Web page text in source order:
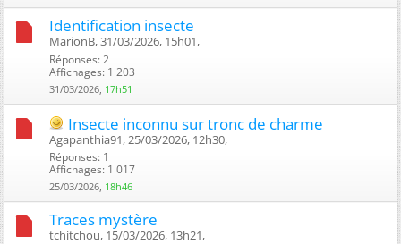
Identification insecte
MarionB, 31/03/2026, 15h01, ‎
Réponses: 2
Affichages: 1 203
31/03/2026, 17h51
Insecte inconnu sur tronc de charme
Agapanthia91, 25/03/2026, 12h30, ‎
Réponses: 1
Affichages: 1 017
25/03/2026, 18h46
Traces mystère
tchitchou, 15/03/2026, 13h21, ‎